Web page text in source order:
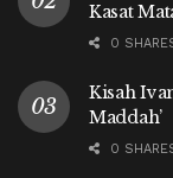
Kasat
0
Kisah
Maddah’
0